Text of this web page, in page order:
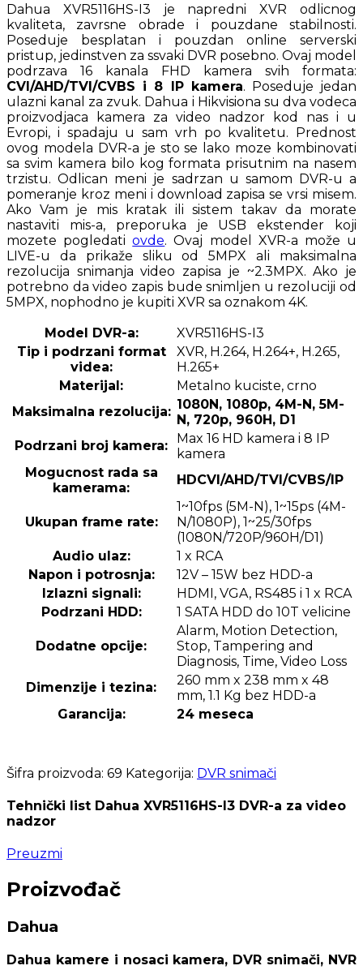
Dahua XVR5116HS-I3 je napredni XVR odlicnog
kvaliteta, zavrsne obrade i pouzdane stabilnosti.
Poseduje besplatan i pouzdan online serverski
pristup, jedinstven za ssvaki DVR posebno. Ovaj model
podrzava 16 kanala FHD kamera svih formata:
CVI/AHD/TVI/CVBS i 8 IP kamera. Poseduje jedan
ulazni kanal za zvuk. Dahua i Hikvisiona su dva vodeca
proizvodjaca kamera za video nadzor kod nas i u
Evropi, i spadaju u sam vrh po kvalitetu. Prednost
ovog modela DVR-a je sto se lako moze kombinovati
sa svim kamera bilo kog formata prisutnim na nasem
trzistu. Odlican meni je sadrzan u samom DVR-u a
pomeranje kroz meni i download zapisa se vrsi misem.
Ako Vam je mis kratak ili sistem takav da morate
nastaviti mis-a, preporuka je USB ekstender koji
mozete pogledatiovde. Ovaj model XVR-a može u
LIVE-u da prikaže sliku od 5MPX ali maksimalna
rezolucija snimanja video zapisa je ~2.3MPX. Ako je
potrebno da video zapis bude snimljen u rezoluciji od
5MPX, nophodno je kupiti XVR sa oznakom 4K.
Model DVR-a:
XVR5116HS-I3
Tip i podrzani format
videa:
XVR, H.264, H.264+, H.265,
H.265+
Materijal:
Metalno kuciste, crno
Maksimalna rezolucija: 1080N, 1080p, 4M-N, 5M-
N, 720p, 960H, D1
Podrzani broj kamera:
Max 16 HD kamera i 8 IP
kamera
Mogucnost rada sa
kamerama:
HDCVI/AHD/TVI/CVBS/IP
Ukupan frame rate:
1~10fps (5M-N), 1~15ps (4M-
N/1080P), 1~25/30fps
(1080N/720P/960H/D1)
Audio ulaz:
1 x RCA
Napon i potrosnja:
12V – 15W bez HDD-a
Izlazni signali:
HDMI, VGA, RS485 i 1 x RCA
Podrzani HDD:
1 SATA HDD do 10T velicine
Dodatne opcije:
Alarm, Motion Detection,
Stop, Tampering and
Diagnosis, Time, Video Loss
Dimenzije i tezina:
260 mm x 238 mm x 48
mm, 1.1 Kg bez HDD-a
Garancija:
24 meseca
Šifra proizvoda: 69 Kategorija: DVR snimači
Tehnički list Dahua XVR5116HS-I3 DVR-a za video
nadzor
Preuzmi
Proizvođač
Dahua
Dahua kamere i nosaci kamera, DVR snimači, NVR